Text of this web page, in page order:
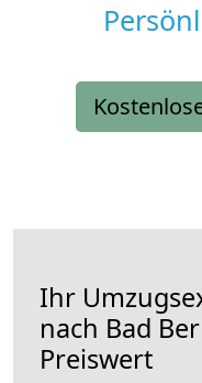
Ihr
nach Bad
Preiswert